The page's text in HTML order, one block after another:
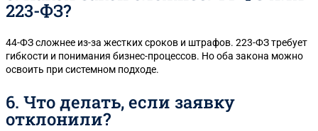
223-ФЗ?
44-ФЗ сложнее из-за жестких сроков и штрафов. 223-ФЗ требует
гибкости и понимания бизнес-процессов. Но оба закона можно
освоить при системном подходе.
6. Что делать, если заявку
отклонили?